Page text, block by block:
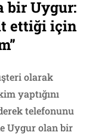
bir Uygur:
ettiği için
olarak
yaptığını
telefonunu
Uygur olan bir